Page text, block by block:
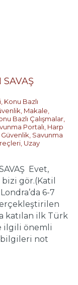
SAVAŞ
, Konu Bazlı
, Makale,
Bazlı Çalışmalar,
Portalı, Harp
, Savunma
, Uzay
Evet,
gör.(Katil
6-7
katılan ilk Türk
ilgili önemli
bilgileri not